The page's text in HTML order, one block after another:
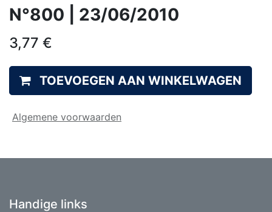
N°800 | 23/06/2010
3,77 €
TOEVOEGEN AAN WINKELWAGEN
Algemene voorwaarden
Handige links